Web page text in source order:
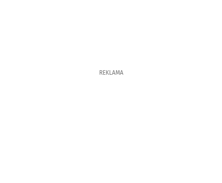
REKLAMA